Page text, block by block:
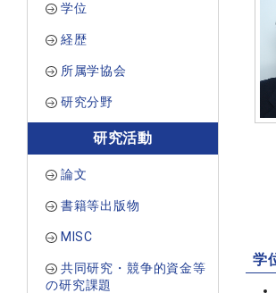
学位
経歴
所属学協会
研究分野
研究活動
論文
書籍等出版物
MISC
共同研究・競争的資金等
の研究課題
学